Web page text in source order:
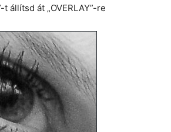
t állítsd át „OVERLAY”-re